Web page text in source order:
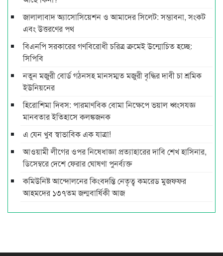
জালালাবাদ অ্যাসোসিয়েশন ও আমাদের সিলেট: সম্ভাবনা, সংকট
এবং উত্তরণের পথ
বিএনপি সরকারের গণবিরোধী চরিত্র ক্রমেই উন্মোচিত হচ্ছে:
সিপিবি
নতুন মজুরী বোর্ড গঠনসহ মানসম্মত মজুরী বৃদ্ধির দাবী চা শ্রমিক
ইউনিয়নের
হিরোশিমা দিবস: পারমাণবিক বোমা নিক্ষেপে ভয়াল ধ্বংসযজ্ঞ
মানবতার ইতিহাসে কলঙ্কজনক
এ যেন খুব স্বাভাবিক এক যাত্রা!
আওয়ামী লীগের ওপর নিষেধাজ্ঞা প্রত্যাহারের দাবি শেখ হাসিনার,
ডিসেম্বরে দেশে ফেরার ঘোষণা পুনর্ব্যক্ত
কমিউনিষ্ট আন্দোলনের কিংবদন্তি নেতৃত্ব কমরেড মুজফ্ফর
আহমদের ১৩৭তম জন্মবার্ষিকী আজ